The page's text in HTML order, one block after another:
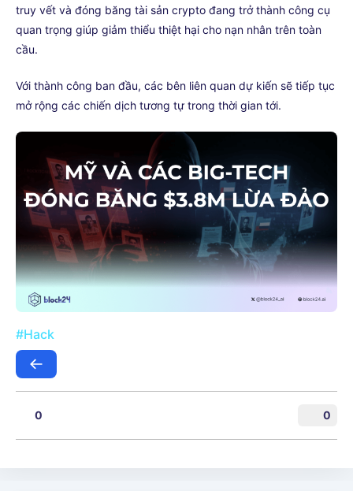
truy vết và đóng băng tài sản crypto đang trở thành công cụ
quan trọng giúp giảm thiểu thiệt hại cho nạn nhân trên toàn
cầu.
Với thành công ban đầu, các bên liên quan dự kiến sẽ tiếp tục
mở rộng các chiến dịch tương tự trong thời gian tới.
#Hack
0 0